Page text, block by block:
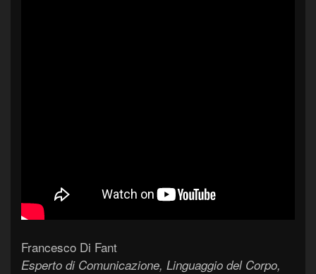
Francesco Di Fant
Esperto di Comunicazione, Linguaggio del Corpo,